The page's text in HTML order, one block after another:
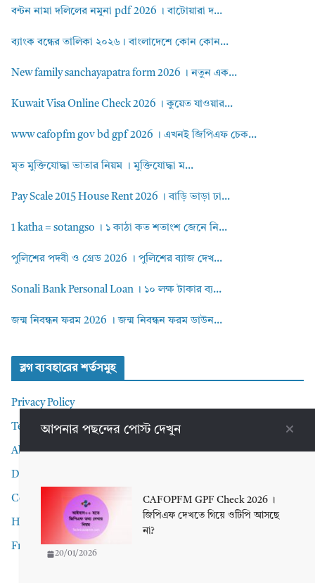
বন্টন নামা দলিলের নমুনা pdf 2026 । বাটোয়ারা দ...
ব্যাংক বন্ধের তালিকা ২০২৬। বাংলাদেশে কোন কোন...
New family sanchayapatra form 2026 । নতুন এক...
Kuwait Visa Online Check 2026 । কুয়েত যাওয়ার...
www cafopfm gov bd gpf 2026 । এখনই জিপিএফ চেক...
মৃত মুক্তিযোদ্ধা ভাতার নিয়ম । মুক্তিযোদ্ধা ম...
Pay Scale 2015 House Rent 2026 । বাড়ি ভাড়া ঢা...
1 katha = sotangso । ১ কাঠা কত শতাংশ জেনে নি...
পুলিশের পদবী ও গ্রেড 2026 । পুলিশের ব্যাজ দেখ...
Sonali Bank Personal Loan । ১০ লক্ষ টাকার ব্য...
জন্ম নিবন্ধন ফরম 2026 । জন্ম নিবন্ধন ফরম ডাউন...
ব্লগ ব্যবহারের শর্তসমুহ
Privacy Policy
Terms and Conditions
About me
Disclaimer
Contact Me
Home
Front Page
আপনার পছন্দের পোস্ট দেখুন
CAFOPFM GPF Check 2026 ।
জিপিএফ দেখতে গিয়ে ওটিপি আসছে
না?
20/01/2026